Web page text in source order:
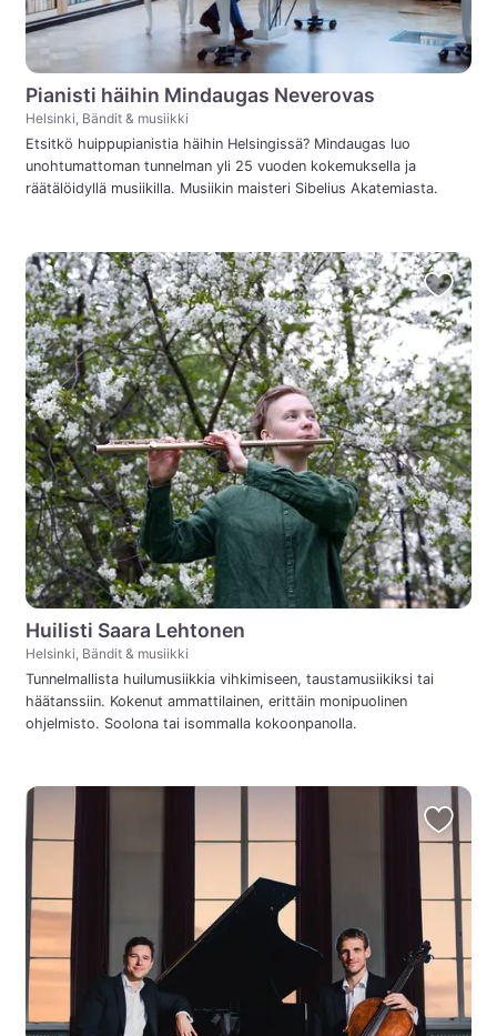
Pianisti häihin Mindaugas Neverovas
Helsinki, Bändit & musiikki
Etsitkö huippupianistia häihin Helsingissä? Mindaugas luo
unohtumattoman tunnelman yli 25 vuoden kokemuksella ja
räätälöidyllä musiikilla. Musiikin maisteri Sibelius Akatemiasta.
Huilisti Saara Lehtonen
Helsinki, Bändit & musiikki
Tunnelmallista huilumusiikkia vihkimiseen, taustamusiikiksi tai
häätanssiin. Kokenut ammattilainen, erittäin monipuolinen
ohjelmisto. Soolona tai isommalla kokoonpanolla.